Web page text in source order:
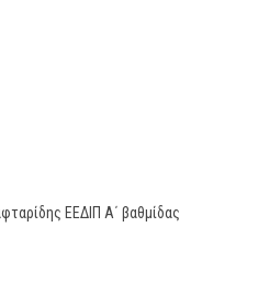
ΕΕΔΙΠ Α΄ βαθμίδας